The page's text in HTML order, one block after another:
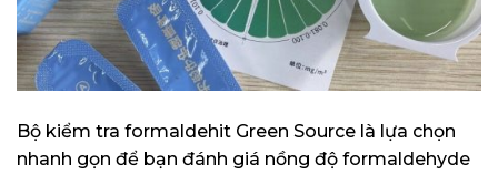
Bộ kiểm tra formaldehit Green Source là lựa chọn
nhanh gọn để bạn đánh giá nồng độ formaldehyde